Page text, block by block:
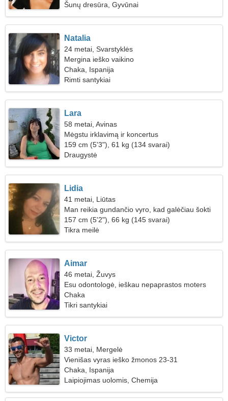
Šunų dresūra, Gyvūnai
Natalia
24 metai, Svarstyklės
Mergina ieško vaikino
Chaka, Ispanija
Rimti santykiai
Lara
58 metai, Avinas
Mėgstu irklavimą ir koncertus
159 cm (5'3"), 61 kg (134 svarai)
Draugystė
Lidia
41 metai, Liūtas
Man reikia gundančio vyro, kad galėčiau šokti
157 cm (5'2"), 66 kg (145 svarai)
Tikra meilė
Aimar
46 metai, Žuvys
Esu odontologė, ieškau nepaprastos moters
Chaka
Tikri santykiai
Victor
33 metai, Mergelė
Vienišas vyras ieško žmonos 23-31
Chaka, Ispanija
Laipiojimas uolomis, Chemija